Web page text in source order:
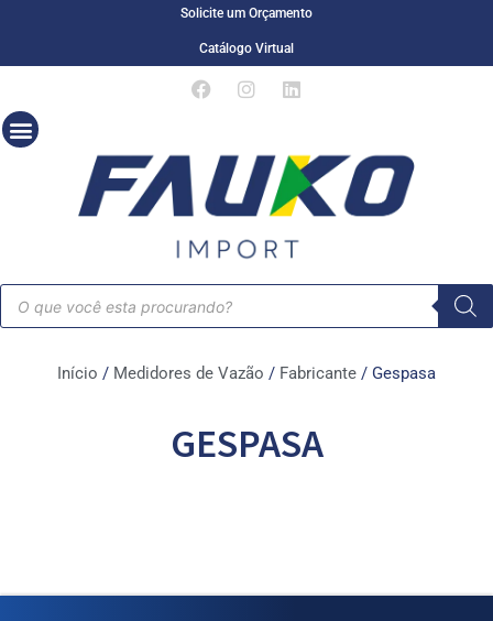
Solicite um Orçamento
Catálogo Virtual
Início / Medidores de Vazão / Fabricante / Gespasa
GESPASA